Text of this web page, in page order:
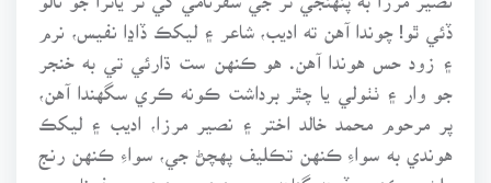
ڏئي ٿو! چوندا آهن ته اديب، شاعر ۽ ليکڪ ڏاڍا نفيس، نرم
۽ زود حس هوندا آهن. هو ڪنهن ست ڌارئي تي به خنجر
جو وار ۽ ٺٺولي يا چٿر برداشت ڪونه ڪري سگهندا آهن،
پر مرحوم محمد خالد اختر ۽ نصير مرزا، اديب ۽ ليکڪ
هوندي به سواءِ ڪنهن تڪليف پهچڻ جي، سواءِ ڪنهن رنج
ملڻ ۽ ڪنهن ڏوهه گناهه جي پنهنجن پنهنجن سفرنامن ۾